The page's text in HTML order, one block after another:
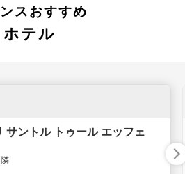
スおすすめ
ホテル
サントル トゥール エッフェ